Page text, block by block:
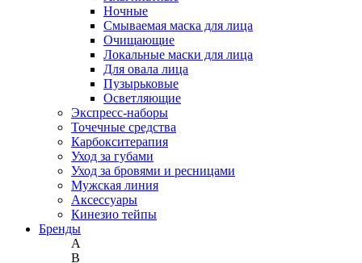
Ночные
Смываемая маска для лица
Очищающие
Локальные маски для лица
Для овала лица
Пузырьковые
Осветляющие
Экспресс-наборы
Точечные средства
Карбокситерапия
Уход за губами
Уход за бровями и ресницами
Мужская линия
Аксессуары
Кинезио тейпы
Бренды
A
B